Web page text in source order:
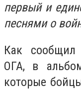
первый и
песнями о
Как сообщил
ОГА, в
которые